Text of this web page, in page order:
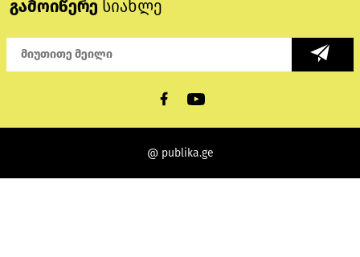
გამოიწერე სიახლე
@ publika.ge